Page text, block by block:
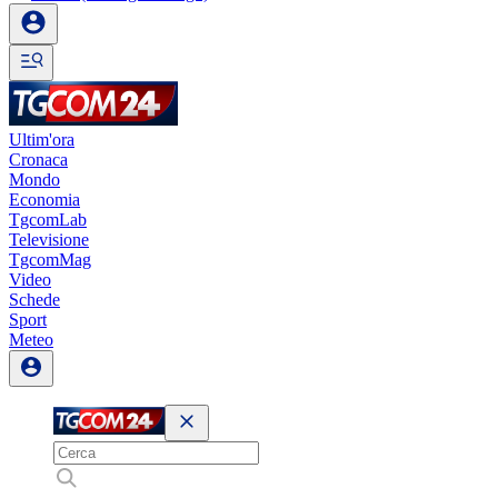
Ultim'ora
Cronaca
Mondo
Economia
TgcomLab
Televisione
TgcomMag
Video
Schede
Sport
Meteo